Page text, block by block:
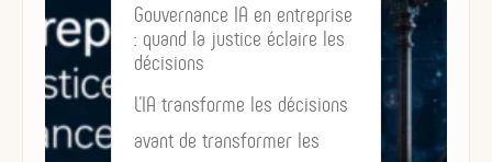
Gouvernance IA en entreprise
: quand la justice éclaire les
décisions
L’IA transforme les décisions
avant de transformer les